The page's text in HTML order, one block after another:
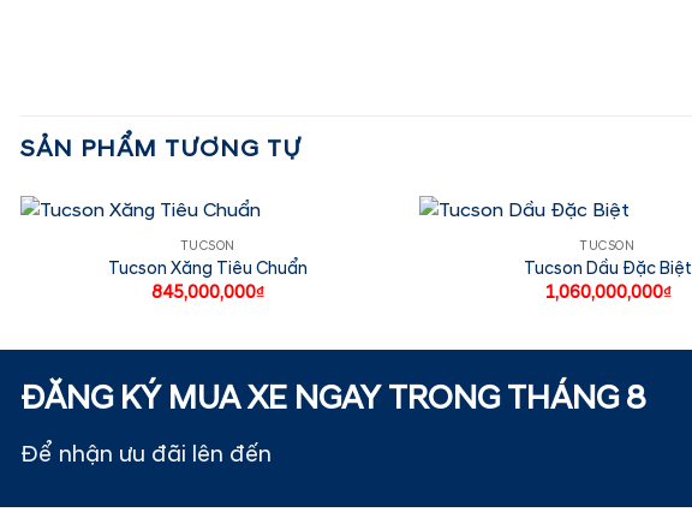
SẢN PHẨM TƯƠNG TỰ
TUCSON
Tucson Xăng Tiêu Chuẩn
845,000,000₫
TUCSON
Tucson Dầu Đặc Biệt
1,060,000,000₫
ĐĂNG KÝ MUA XE NGAY TRONG THÁNG8
Để nhận ưu đãi lên đến